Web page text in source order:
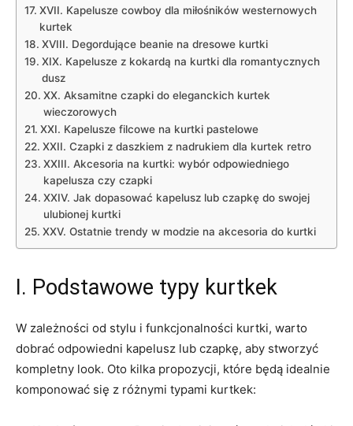
XVII. Kapelusze cowboy dla​ miłośników ‌westernowych
kurtek
XVIII. Degordujące beanie na dresowe kurtki
XIX. Kapelusze z kokardą na kurtki dla romantycznych
dusz
XX. Aksamitne czapki do eleganckich kurtek
wieczorowych
XXI. Kapelusze filcowe⁤ na kurtki pastelowe
XXII. Czapki z daszkiem ‍z ⁤nadrukiem dla‍ kurtek​ retro
XXIII. ‍Akcesoria na kurtki: wybór odpowiedniego
kapelusza czy ‍czapki
XXIV. Jak​ dopasować kapelusz lub czapkę do swojej
ulubionej⁢ kurtki
XXV. Ostatnie⁣ trendy w modzie na akcesoria do kurtki
I. Podstawowe ⁤typy kurtkek
W zależności od stylu i funkcjonalności kurtki, ‍warto
‍dobrać‌ odpowiedni kapelusz lub ‍czapkę, aby ⁣stworzyć
kompletny look. Oto kilka propozycji, które będą idealnie
‌komponować się z różnymi typami kurtkek: